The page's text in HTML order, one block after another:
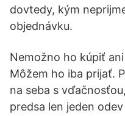
dovtedy, kým
objednávku.
Nemožno ho kúpiť
Môžem ho iba prijať.
na seba s
predsa len jeden